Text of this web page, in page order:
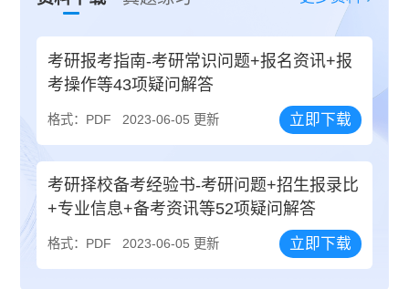
考研报考指南-考研常识问题+报名资讯+报
考操作等43项疑问解答
格式：PDF 2023-06-05 更新 立即下载
考研择校备考经验书-考研问题+招生报录比
+专业信息+备考资讯等52项疑问解答
格式：PDF 2023-06-05 更新 立即下载